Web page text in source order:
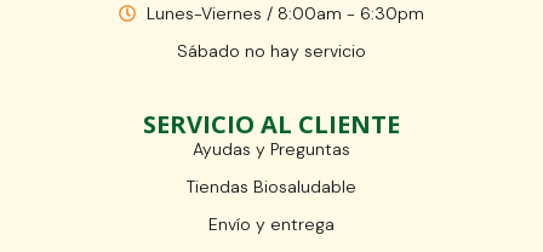
Lunes-Viernes / 8:00am - 6:30pm
Sábado no hay servicio
SERVICIO AL CLIENTE
Ayudas y Preguntas
Tiendas Biosaludable
Envío y entrega